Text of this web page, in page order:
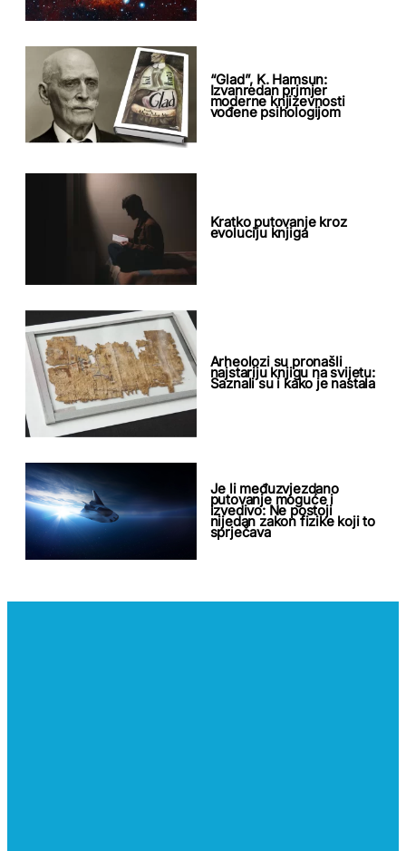
“Glad”, K. Hamsun:
Izvanredan primjer
moderne književnosti
vođene psihologijom
Kratko putovanje kroz
evoluciju knjiga
Arheolozi su pronašli
najstariju knjigu na svijetu:
Saznali su i kako je nastala
Je li međuzvjezdano
putovanje moguće i
izvedivo: Ne postoji
nijedan zakon fizike koji to
sprječava